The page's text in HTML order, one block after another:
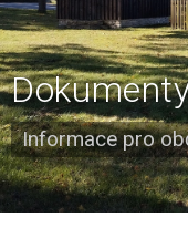
Informace pro